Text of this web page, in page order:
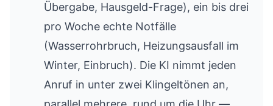
Übergabe, Hausgeld-Frage), ein bis drei
pro Woche echte Notfälle
(Wasserrohrbruch, Heizungsausfall im
Winter, Einbruch). Die KI nimmt jeden
Anruf in unter zwei Klingeltönen an,